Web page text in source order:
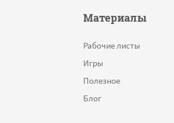
Материалы
Рабочие листы
Игры
Полезное
Блог